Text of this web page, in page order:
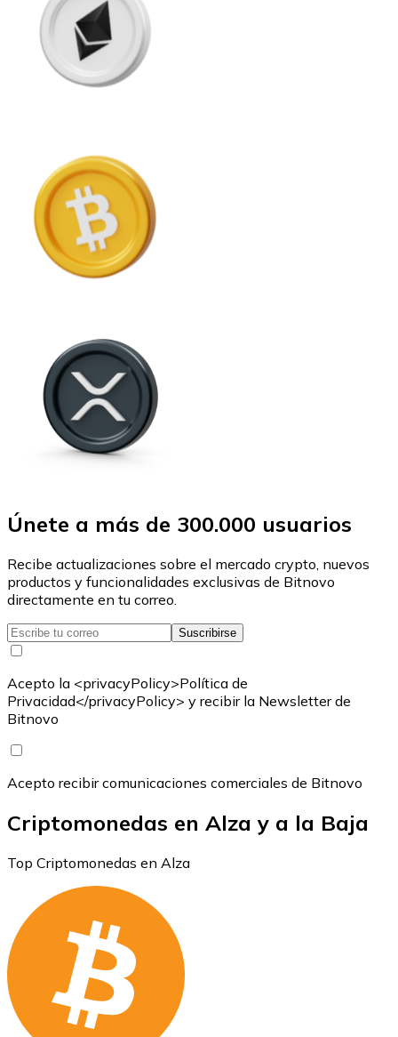
Únete a más de 300.000 usuarios
Recibe actualizaciones sobre el mercado crypto, nuevos
productos y funcionalidades exclusivas de Bitnovo
directamente en tu correo.
Suscribirse
Acepto la <privacyPolicy>Política de
Privacidad</privacyPolicy> y recibir la Newsletter de
Bitnovo
Acepto recibir comunicaciones comerciales de Bitnovo
Criptomonedas en Alza y a la Baja
Top Criptomonedas en Alza